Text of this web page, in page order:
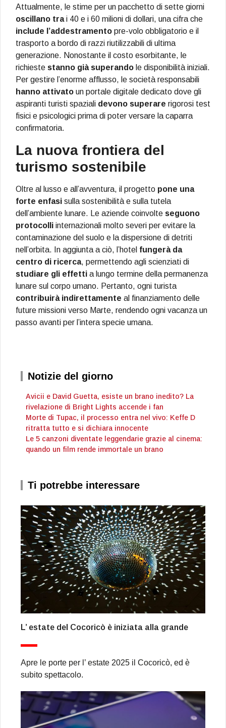
Attualmente, le stime per un pacchetto di sette giorni
oscillano trai 40 e i 60 milioni di dollari, una cifra che
include l’addestramento pre-volo obbligatorio e il
trasporto a bordo di razzi riutilizzabili di ultima
generazione. Nonostante il costo esorbitante, le
richieste stanno già superando le disponibilità iniziali.
Per gestire l’enorme afflusso, le società responsabili
hanno attivato un portale digitale dedicato dove gli
aspiranti turisti spaziali devono superare rigorosi test
fisici e psicologici prima di poter versare la caparra
confirmatoria.
La nuova frontiera del
turismo sostenibile
Oltre al lusso e all’avventura, il progetto pone una
forte enfasi sulla sostenibilità e sulla tutela
dell’ambiente lunare. Le aziende coinvolte seguono
protocolli internazionali molto severi per evitare la
contaminazione del suolo e la dispersione di detriti
nell’orbita. In aggiunta a ciò, l’hotel fungerà da
centro di ricerca, permettendo agli scienziati di
studiare gli effetti a lungo termine della permanenza
lunare sul corpo umano. Pertanto, ogni turista
contribuirà indirettamente al finanziamento delle
future missioni verso Marte, rendendo ogni vacanza un
passo avanti per l’intera specie umana.
Notizie del giorno
Avicii e David Guetta, esiste un brano inedito? La
rivelazione di Bright Lights accende i fan
Morte di Tupac, il processo entra nel vivo: Keffe D
ritratta tutto e si dichiara innocente
Le 5 canzoni diventate leggendarie grazie al cinema:
quando un film rende immortale un brano
Ti potrebbe interessare
L’ estate del Cocoricò è iniziata alla grande
Apre le porte per l’ estate 2025 il Cocoricò, ed è
subito spettacolo.